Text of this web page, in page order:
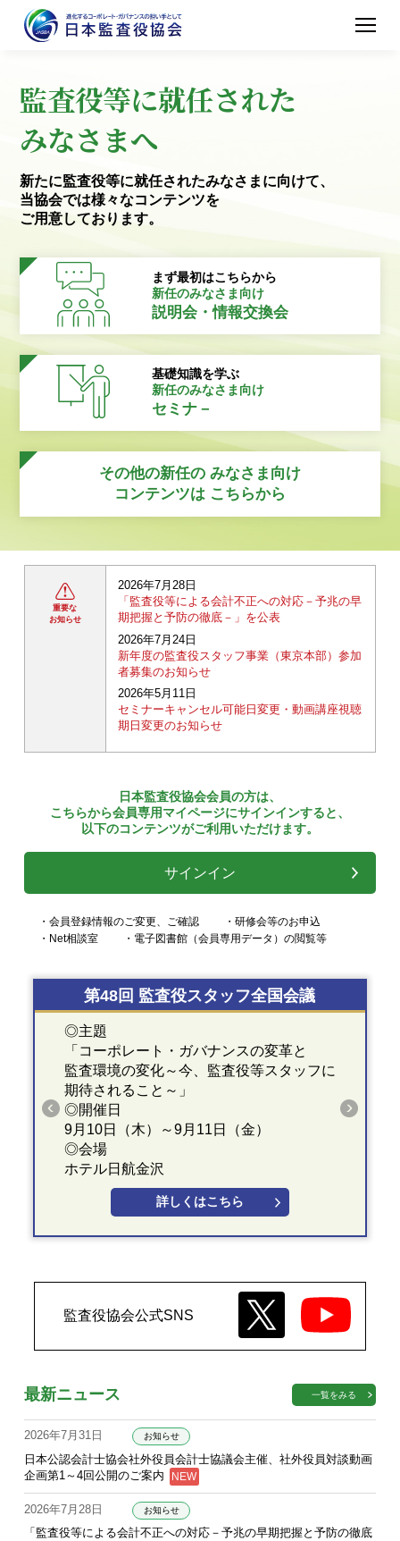
監査役等に就任された
みなさまへ
新たに監査役等に就任されたみなさまに向けて、
当協会では様々なコンテンツを
ご用意しております。
まず最初はこちらから
新任のみなさま向け
説明会・情報交換会
基礎知識を学ぶ
新任のみなさま向け
セミナ－
その他の新任の みなさま向け
コンテンツは こちらから
重要な
お知らせ
2026年7月28日
「監査役等による会計不正への対応－予兆の早
期把握と予防の徹底－」を公表
2026年7月24日
新年度の監査役スタッフ事業（東京本部）参加
者募集のお知らせ
2026年5月11日
セミナーキャンセル可能日変更・動画講座視聴
期日変更のお知らせ
日本監査役協会会員の方は、
こちらから会員専用マイページにサインインすると、
以下のコンテンツがご利用いただけます。
サインイン
・会員登録情報のご変更、ご確認
・研修会等のお申込
・Net相談室
・電子図書館（会員専用データ）の閲覧等
第48回 監査役スタッフ全国会議
◎主題
「コーポレート・ガバナンスの変革と
監査環境の変化～今、監査役等スタッフに
期待されること～」
◎開催日
9月10日（木）～9月11日（金）
◎会場
ホテル日航金沢
詳しくはこちら
監査役協会公式SNS
最新ニュース 一覧をみる
2026年7月31日 お知らせ
日本公認会計士協会社外役員会計士協議会主催、社外役員対談動画
企画第1～4回公開のご案内
2026年7月28日 お知らせ
「監査役等による会計不正への対応－予兆の早期把握と予防の徹底